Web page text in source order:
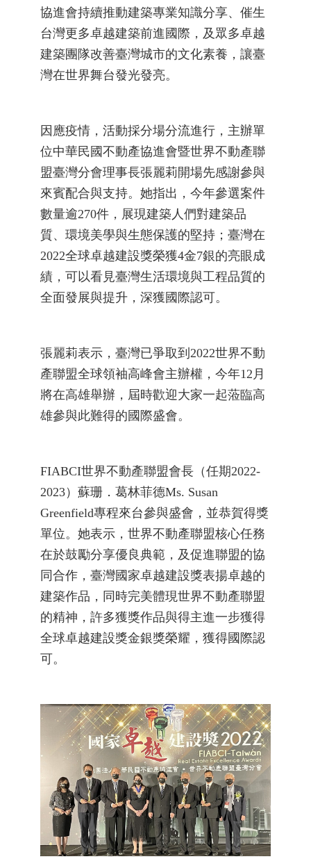
協進會持續推動建築專業知識分享、催生
台灣更多卓越建築前進國際，及眾多卓越
建築團隊改善臺灣城市的文化素養，讓臺
灣在世界舞台發光發亮。
因應疫情，活動採分場分流進行，主辦單
位中華民國不動產協進會暨世界不動產聯
盟臺灣分會理事長張麗莉開場先感謝參與
來賓配合與支持。她指出，今年參選案件
數量逾270件，展現建築人們對建築品
質、環境美學與生態保護的堅持；臺灣在
2022全球卓越建設獎榮獲4金7銀的亮眼成
績，可以看見臺灣生活環境與工程品質的
全面發展與提升，深獲國際認可。
張麗莉表示，臺灣已爭取到2022世界不動
產聯盟全球領袖高峰會主辦權，今年12月
將在高雄舉辦，屆時歡迎大家一起蒞臨高
雄參與此難得的國際盛會。
FIABCI世界不動產聯盟會長（任期2022-
2023）蘇珊．葛林菲德Ms. Susan
Greenfield專程來台參與盛會，並恭賀得獎
單位。她表示，世界不動產聯盟核心任務
在於鼓勵分享優良典範，及促進聯盟的協
同合作，臺灣國家卓越建設獎表揚卓越的
建築作品，同時完美體現世界不動產聯盟
的精神，許多獲獎作品與得主進一步獲得
全球卓越建設獎金銀獎榮耀，獲得國際認
可。